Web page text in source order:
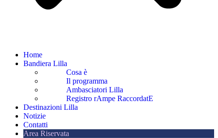
Home
Bandiera Lilla
Cosa è
Il programma
Ambasciatori Lilla
Registro rAmpe RaccordatE
Destinazioni Lilla
Notizie
Contatti
Area Riservata